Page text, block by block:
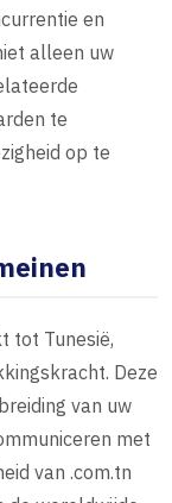
en
alleen uw
te
op te
tot Tunesië,
Deze
van uw
met
van .com.tn